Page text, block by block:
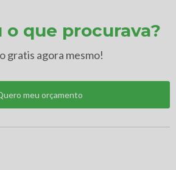
o que procurava?
gratis agora mesmo!
meu orçamento